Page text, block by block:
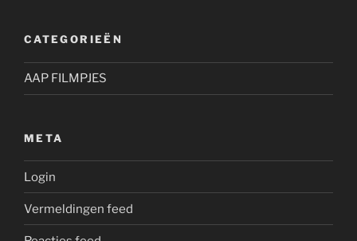
CATEGORIEËN
AAP FILMPJES
META
Login
Vermeldingen feed